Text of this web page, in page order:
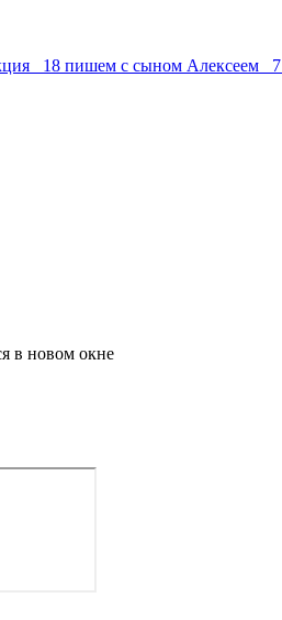
18 пишем с сыном Алексеем 7
в новом окне